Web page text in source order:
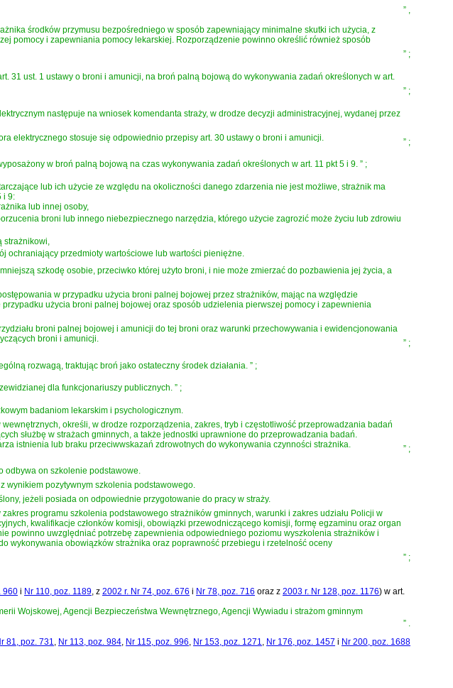
” ,
środków przymusu bezpośredniego w sposób zapewniający minimalne skutki ich użycia, z
pomocy i zapewniania pomocy lekarskiej. Rozporządzenie powinno określić również sposób
” ;
31 ust. 1 ustawy o broni i amunicji, na broń palną bojową do wykonywania zadań określonych w art.
” ;
następuje na wniosek komendanta straży, w drodze decyzji administracyjnej, wydanej przez
elektrycznego stosuje się odpowiednio przepisy art. 30 ustawy o broni i amunicji. ” ;
w broń palną bojową na czas wykonywania zadań określonych w art. 11 pkt 5 i 9. ” ;
lub ich użycie ze względu na okoliczności danego zdarzenia nie jest możliwe, strażnik ma
i 9:
lub innej osoby,
broni lub innego niebezpiecznego narzędzia, którego użycie zagrozić może życiu lub zdrowiu
strażnikowi,
ochraniający przedmioty wartościowe lub wartości pieniężne.
szkodę osobie, przeciwko której użyto broni, i nie może zmierzać do pozbawienia jej życia, a
w przypadku użycia broni palnej bojowej przez strażników, mając na względzie
użycia broni palnej bojowej oraz sposób udzielenia pierwszej pomocy i zapewnienia
broni palnej bojowej i amunicji do tej broni oraz warunki przechowywania i ewidencjonowania
broni i amunicji.
” ;
rozwagą, traktując broń jako ostateczny środek działania. ” ;
dla funkcjonariuszy publicznych. ” ;
badaniom lekarskim i psychologicznym.
określi, w drodze rozporządzenia, zakres, tryb i częstotliwość przeprowadzania badań
służbę w strażach gminnych, a także jednostki uprawnione do przeprowadzania badań.
istnienia lub braku przeciwwskazań zdrowotnych do wykonywania czynności strażnika.
” ;
odbywa on szkolenie podstawowe.
wynikiem pozytywnym szkolenia podstawowego.
jeżeli posiada on odpowiednie przygotowanie do pracy w straży.
programu szkolenia podstawowego strażników gminnych, warunki i zakres udziału Policji w
kwalifikacje członków komisji, obowiązki przewodniczącego komisji, formę egzaminu oraz organ
powinno uwzględniać potrzebę zapewnienia odpowiedniego poziomu wyszkolenia strażników i
wykonywania obowiązków strażnika oraz poprawność przebiegu i rzetelność oceny
” ;
960 i Nr 110, poz. 1189 , z 2002 r. Nr 74, poz. 676 i Nr 78, poz. 716 oraz z 2003 r. Nr 128, poz. 1176) w art.
Wojskowej, Agencji Bezpieczeństwa Wewnętrznego, Agencji Wywiadu i strażom gminnym
” .
81, poz. 731, Nr 113, poz. 984, Nr 115, poz. 996, Nr 153, poz. 1271, Nr 176, poz. 1457 i Nr 200, poz. 1688